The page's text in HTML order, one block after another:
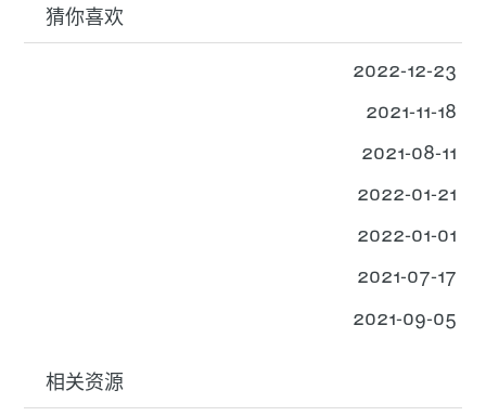
猜你喜欢
2022-12-23
2021-11-18
2021-08-11
2022-01-21
2022-01-01
2021-07-17
2021-09-05
相关资源